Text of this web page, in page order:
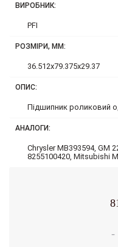
ВИРОБНИК:
PFI
РОЗМІРИ, ММ:
36.512x79.375x29.37
ОПИС:
Підшипник роликовий
АНАЛОГИ:
Chrysler MB393594, GM
8255100420, Mitsubishi
-